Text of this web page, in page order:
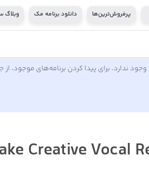
پرفروش‌ترین‌ها دانلود برنامه مک وبلاگ
وجود ندارد. برای پیدا کردن برنامه‌های
Creative Vocal